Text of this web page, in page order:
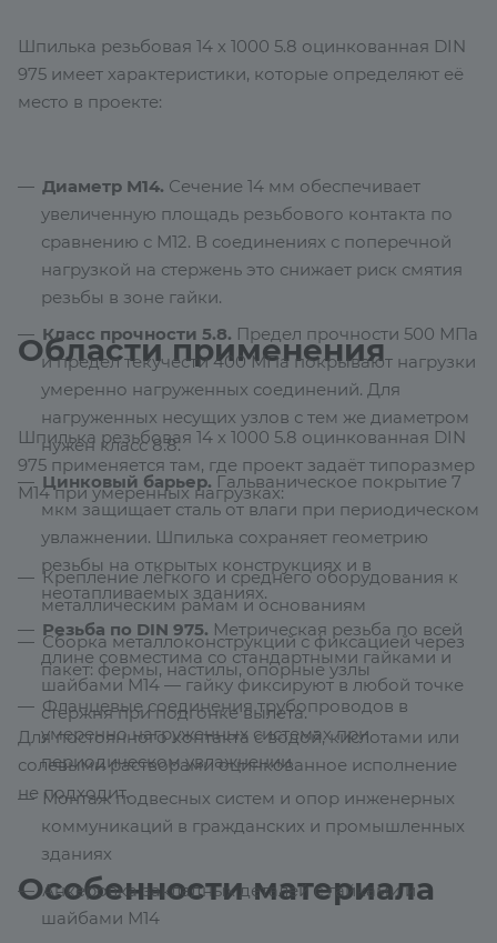
Шпилька резьбовая 14 х 1000 5.8 оцинкованная DIN
975 имеет характеристики, которые определяют её
место в проекте:
Диаметр М14. Сечение 14 мм обеспечивает
увеличенную площадь резьбового контакта по
сравнению с М12. В соединениях с поперечной
нагрузкой на стержень это снижает риск смятия
резьбы в зоне гайки.
Класс прочности 5.8. Предел прочности 500 МПа
и предел текучести 400 МПа покрывают нагрузки
умеренно нагруженных соединений. Для
нагруженных несущих узлов с тем же диаметром
нужен класс 8.8.
Цинковый барьер. Гальваническое покрытие 7
мкм защищает сталь от влаги при периодическом
увлажнении. Шпилька сохраняет геометрию
резьбы на открытых конструкциях и в
неотапливаемых зданиях.
Резьба по DIN 975. Метрическая резьба по всей
длине совместима со стандартными гайками и
шайбами М14 — гайку фиксируют в любой точке
стержня при подгонке вылета.
Области применения
Шпилька резьбовая 14 х 1000 5.8 оцинкованная DIN
975 применяется там, где проект задаёт типоразмер
М14 при умеренных нагрузках:
Крепление лёгкого и среднего оборудования к
металлическим рамам и основаниям
Сборка металлоконструкций с фиксацией через
пакет: фермы, настилы, опорные узлы
Фланцевые соединения трубопроводов в
умеренно нагруженных системах при
периодическом увлажнении
Монтаж подвесных систем и опор инженерных
коммуникаций в гражданских и промышленных
зданиях
Анкеровка закладных деталей с гайками и
шайбами М14
Для постоянного контакта с водой, кислотами или
солевыми растворами оцинкованное исполнение
не подходит.
Особенности материала